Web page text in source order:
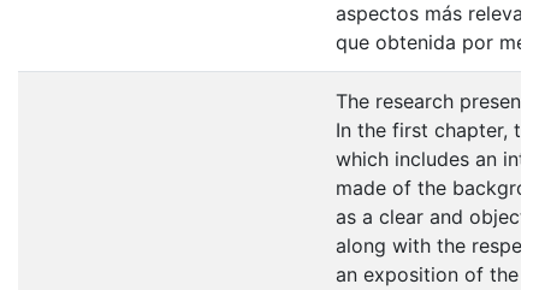
aspectos más
que obtenida por
The research
In the first chapter,
which includes an
made of the
as a clear and
along with the
an exposition of the